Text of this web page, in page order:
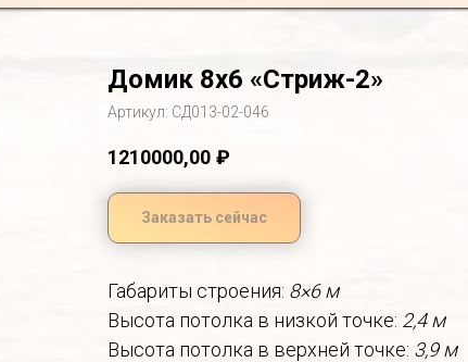
Домик 8х6 «Стриж-2»
Артикул: СД013-02-046
1210000,00 ₽
Заказать сейчас
Габариты строения: 8×6 м
Высота потолка в низкой точке: 2,4 м
Высота потолка в верхней точке: 3,9 м